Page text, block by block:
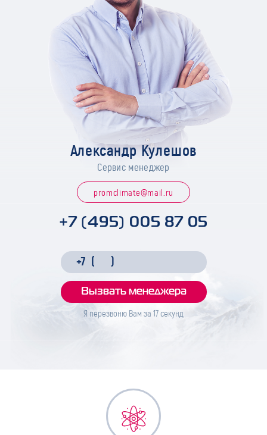
Александр Кулешов
Сервис менеджер
promclimate@mail.ru
+7 (495) 005 87 05
Я перезвоню Вам за 17секунд